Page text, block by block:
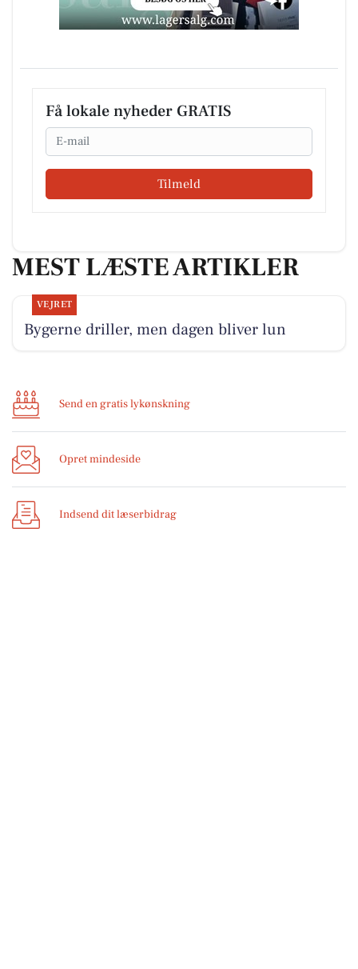
Få lokale nyheder GRATIS
Email
Tilmeld
MEST LÆSTE ARTIKLER
VEJRET
Bygerne driller, men dagen bliver lun
Send en gratis lykønskning
Opret mindeside
Indsend dit læserbidrag